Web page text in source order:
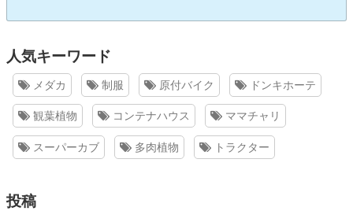
人気キーワード
メダカ 制服 原付バイク ドンキホーテ
観葉植物 コンテナハウス ママチャリ
スーパーカブ 多肉植物 トラクター
投稿